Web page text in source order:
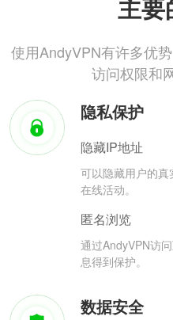
主要
使用AndyVPN有许多优
访问权限和
隐私保护
隐藏IP地址
可以隐藏用户的
在线活动。
匿名浏览
通过AndyVPN访
息得到保护。
数据安全